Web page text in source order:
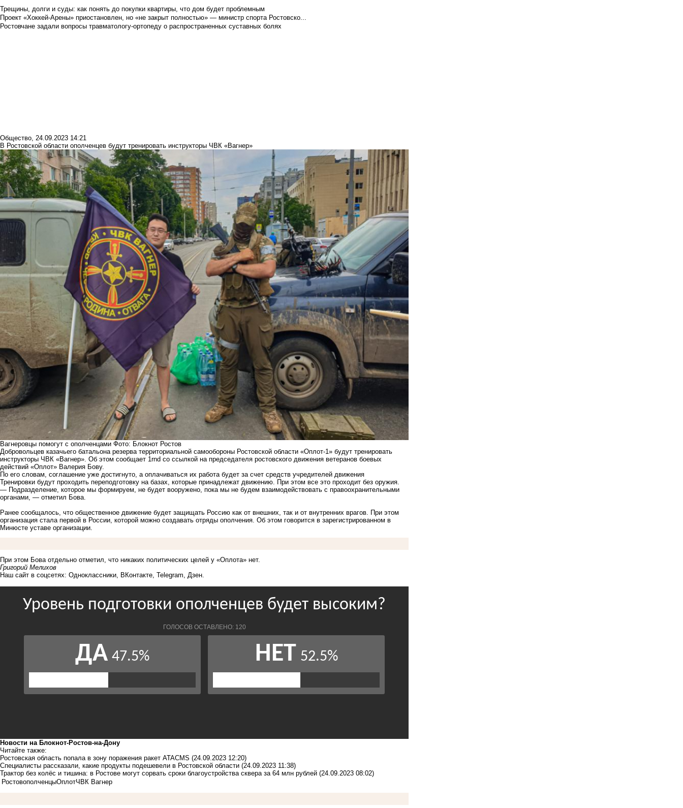
Трещины, долги и суды: как понять до покупки квартиры, что дом будет проблемным
Проект «Хоккей-Арены» приостановлен, но «не закрыт полностью» — министр спорта Ростовско...
Ростовчане задали вопросы травматологу-ортопеду о распространенных суставных болях
Общество, 24.09.2023 14:21
В Ростовской области ополченцев будут тренировать инструкторы ЧВК «Вагнер»
Вагнеровцы помогут с ополченцами Фото: Блокнот Ростов
Добровольцев казачьего батальона резерва территориальной самообороны Ростовской области «Оплот-1» будут тренировать
инструкторы ЧВК «Вагнер». Об этом сообщает 1rnd со ссылкой на председателя ростовского движения ветеранов боевых
действий «Оплот» Валерия Бову.
По его словам, соглашение уже достигнуто, а оплачиваться их работа будет за счет средств учредителей движения
Тренировки будут проходить переподготовку на базах, которые принадлежат движению. При этом все это проходит без оружия.
— Подразделение, которое мы формируем, не будет вооружено, пока мы не будем взаимодействовать с правоохранительными
органами, — отметил Бова.
Ранее сообщалось, что общественное движение будет защищать Россию как от внешних, так и от внутренних врагов. При этом
организация стала первой в России, которой можно создавать отряды ополчения. Об этом говорится в зарегистрированном в
Минюсте уставе организации.
При этом Бова отдельно отметил, что никаких политических целей у «Оплота» нет.
Григорий Мелихов
Наш сайт в соцсетях: Одноклассники ВКонтакте Telegram Дзен
Новости на Блoкнoт-Ростов-на-Дону
Читайте также:
Ростовская область попала в зону поражения ракет ATACMS (24.09.2023 12:20)
Специалисты рассказали, какие продукты подешевели в Ростовской области (24.09.2023 11:38)
Трактор без колёс и тишина: в Ростове могут сорвать сроки благоустройства сквера за 64 млн рублей (24.09.2023 08:02)
РостовополченцыОплотЧВК Вагнер